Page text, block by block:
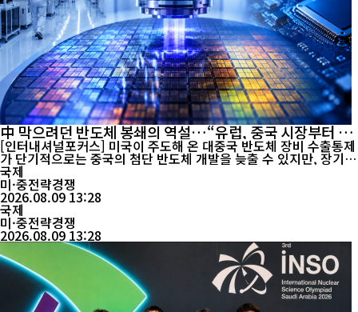
中 막으려던 반도체 봉쇄의 역설…“유럽, 중국 시장부터 잃
을 수도”
[인터내셔널포커스] 미국이 주도해 온 대중국 반도체 장비 수출통제
가 단기적으로는 중국의 첨단 반도체 개발을 늦출 수 있지만, 장기적
으로는 중국의 기술 자립을 촉진하고 유럽 기업의 중국 시장 입지를
약화시키는 역효과를 낳을 수 있다는 분석이 나왔다. 프랑스 파리1
대학의 에마뉘엘 콩브(Emmanuel Combe) 교수는 최근 프랑스 경
제지 《레제코(Les Echos)》 기고문에서 네덜란드...
국제
미·중전략경쟁
2026.08.09 13:28
국제
미·중전략경쟁
2026.08.09 13:28